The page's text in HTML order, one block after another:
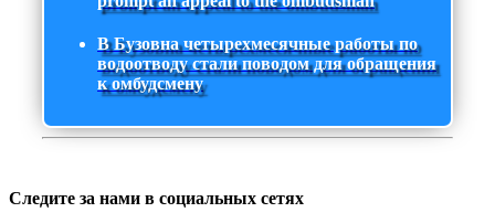
В Бузовна четырехмесячные работы по
водоотводу стали поводом для обращения
к омбудсмену
Следите за нами в социальных сетях